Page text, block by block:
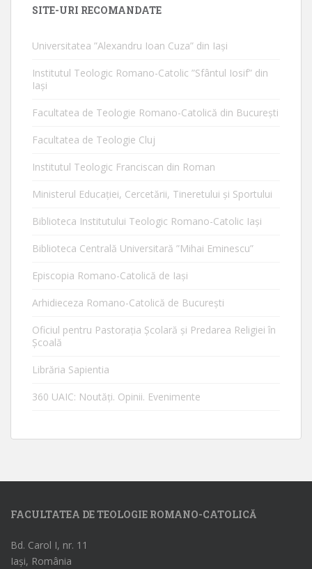
SITE-URI RECOMANDATE
Universitatea ”Alexandru Ioan Cuza” din Iaşi
Institutul Teologic Romano-Catolic ”Sfântul Iosif” din
Iaşi
Facultatea de Teologie Romano-Catolică din Bucureşti
Facultatea de Teologie Cluj
Institutul Teologic Franciscan din Roman
Ministerul Educaţiei, Cercetării, Tineretului şi Sportului
Biblioteca Institutului Teologic Romano-Catolic Iaşi
Biblioteca Centrală Universitară ”Mihai Eminescu”
Episcopia Romano-Catolică de Iaşi
Arhidieceza Romano-Catolică de Bucureşti
Oficiul pentru Pastorația Școlară și Predarea Religiei în
Școală
Librăria Sapientia
360 UAIC: Noutăţi. Opinii. Evenimente
FACULTATEA DE TEOLOGIE ROMANO-CATOLICĂ
Bd. Carol I, nr. 11
Iași, România